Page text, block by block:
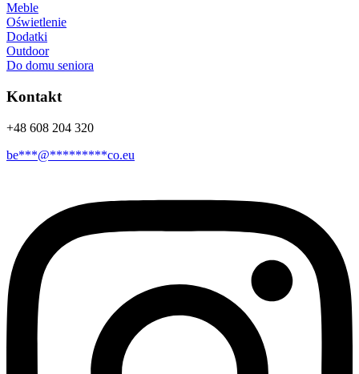
Meble
Oświetlenie
Dodatki
Outdoor
Do domu seniora
Kontakt
+48 608 204 320
be***@*********co.eu